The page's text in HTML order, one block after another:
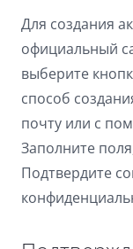
Для создания
официальный
выберите
способ
почту или с
Заполните
Подтвердите